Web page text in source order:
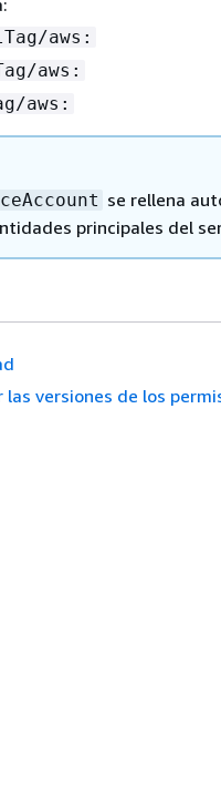
aws:
aws:
aws:
se rellena
principales del
las versiones de los